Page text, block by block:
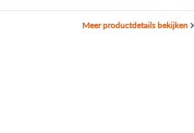
Meer productdetails bekijken